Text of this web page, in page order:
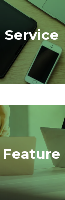
Service
Feature